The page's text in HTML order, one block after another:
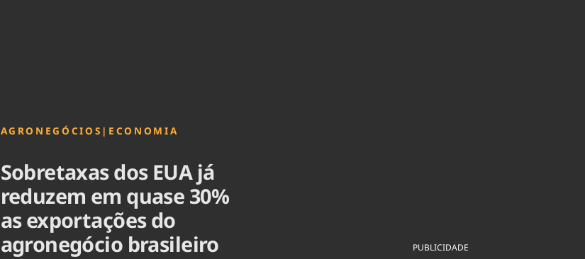
Brasil Mineral
Ciência & Tecnologia
AGRONEGÓCIOS | ECONOMIA
Sobretaxas dos EUA já
reduzem em quase 30%
as exportações do
agronegócio brasileiro
PUBLICIDADE